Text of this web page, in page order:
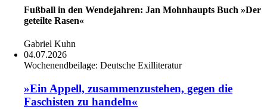
Fußball in den Wendejahren: Jan Mohnhaupts Buch »Der
geteilte Rasen«
Gabriel Kuhn
04.07.2026
Wochenendbeilage: Deutsche Exilliteratur
»Ein Appell, zusammenzustehen, gegen die
Faschisten zu handeln«